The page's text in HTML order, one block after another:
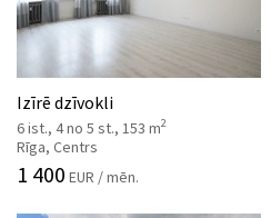
Izīrē dzīvokli
6 ist., 4 no 5 st., 153 m2
Rīga, Centrs
1 400 EUR / mēn.